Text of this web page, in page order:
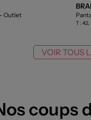
- Outlet
T :42,
VOIR TOUS
coups